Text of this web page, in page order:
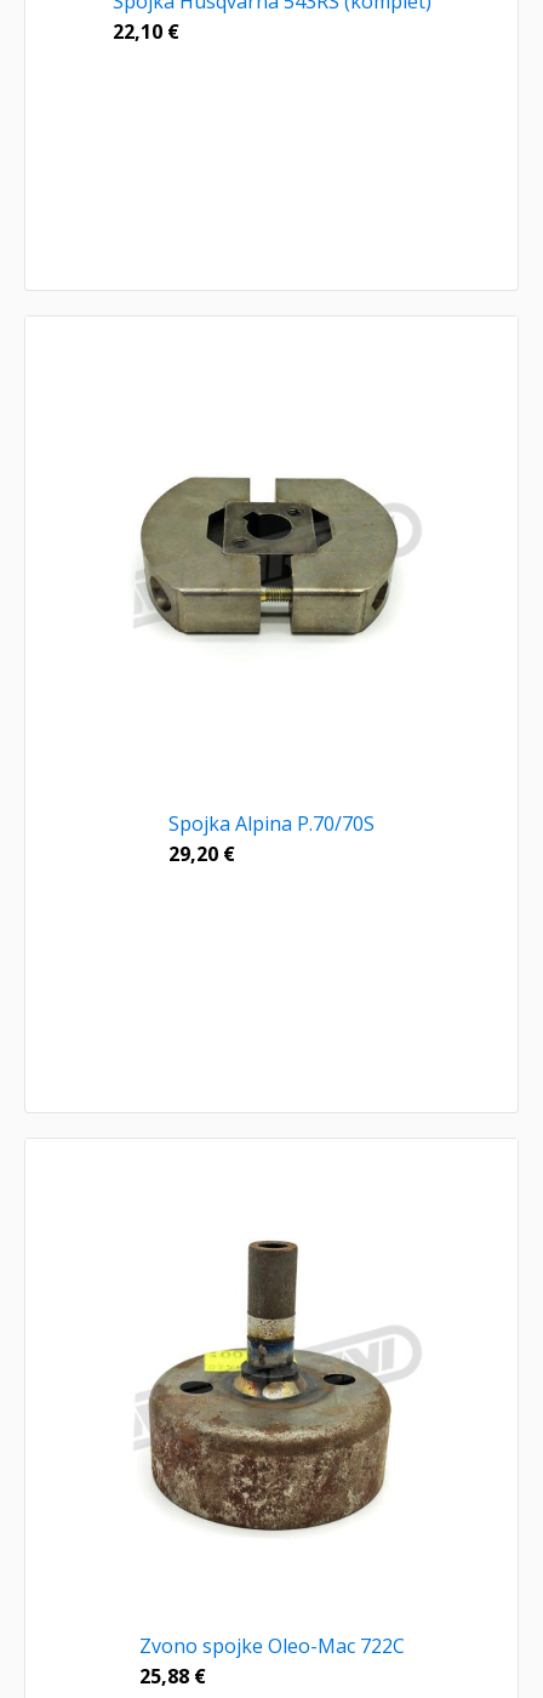
22,10 €
Spojka Alpina P.70/70S
29,20 €
Zvono spojke Oleo-Mac 722C
25,88 €